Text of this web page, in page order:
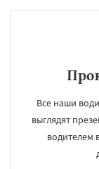
Все наши
выглядят
водителем